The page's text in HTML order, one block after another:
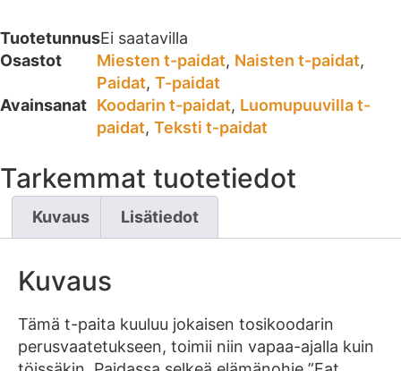
TuotetunnusEi saatavilla
Osastot
Miesten t-paidat, Naisten t-paidat,
Paidat, T-paidat
Avainsanat Koodarin t-paidat, Luomupuuvilla t-
paidat, Teksti t-paidat
Tarkemmat tuotetiedot
Kuvaus Lisätiedot
Kuvaus
Tämä t-paita kuuluu jokaisen tosikoodarin
perusvaatetukseen, toimii niin vapaa-ajalla kuin